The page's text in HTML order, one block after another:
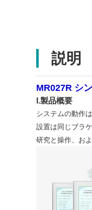
説明
MR027R シ
I.製品概要
システムの動作
設置は同じブラ
研究と操作、お